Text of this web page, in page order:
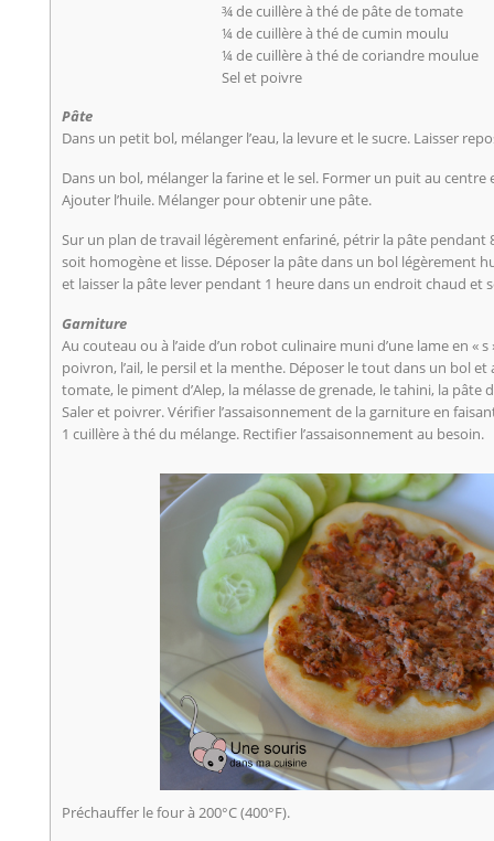
¾ de cuillère à thé de pâte de tomate
¼ de cuillère à thé de cumin moulu
¼ de cuillère à thé de coriandre moulue
Sel et poivre
Pâte
Dans un petit bol, mélanger l’eau, la levure et le sucre. Laisser
Dans un bol, mélanger la farine et le sel. Former un puit au centre
Ajouter l’huile. Mélanger pour obtenir une pâte.
Sur un plan de travail légèrement enfariné, pétrir la pâte pendant
soit homogène et lisse. Déposer la pâte dans un bol légèrement
et laisser la pâte lever pendant 1 heure dans un endroit chaud et
Garniture
Au couteau ou à l’aide d’un robot culinaire muni d’une lame en «
poivron, l’ail, le persil et la menthe. Déposer le tout dans un bol
tomate, le piment d’Alep, la mélasse de grenade, le tahini, la pâte
Saler et poivrer. Vérifier l’assaisonnement de la garniture en
1 cuillère à thé du mélange. Rectifier l’assaisonnement au besoin.
Préchauffer le four à 200°C (400°F).